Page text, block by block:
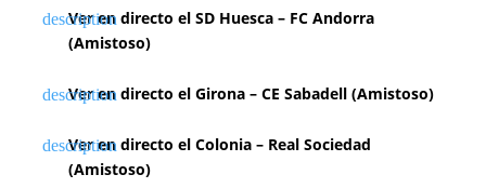
Ver en directo el SD Huesca – FC Andorra
(Amistoso)
Ver en directo el Girona – CE Sabadell (Amistoso)
Ver en directo el Colonia – Real Sociedad
(Amistoso)